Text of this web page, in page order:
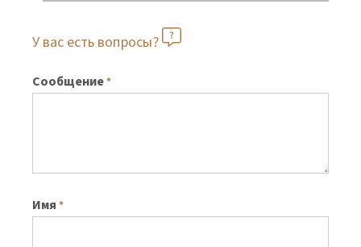
У вас есть вопросы?
Сообщение*
Имя *